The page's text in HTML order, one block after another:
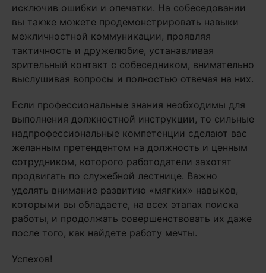
исключив ошибки и опечатки. На собеседовании
вы также можете продемонстрировать навыки
межличностной коммуникации, проявляя
тактичность и дружелюбие, устанавливая
зрительный контакт с собеседником, внимательно
выслушивая вопросы и полностью отвечая на них.
Если профессиональные знания необходимы для
выполнения должностной инструкции, то сильные
надпрофессиональные компетенции сделают вас
желанным претендентом на должность и ценным
сотрудником, которого работодатели захотят
продвигать по служебной лестнице. Важно
уделять внимание развитию «мягких» навыков,
которыми вы обладаете, на всех этапах поиска
работы, и продолжать совершенствовать их даже
после того, как найдете работу мечты.
Успехов!